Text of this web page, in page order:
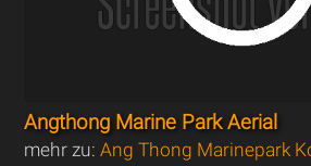
Angthong Marine Park Aerial
mehr zu:Ang Thong Marinepark